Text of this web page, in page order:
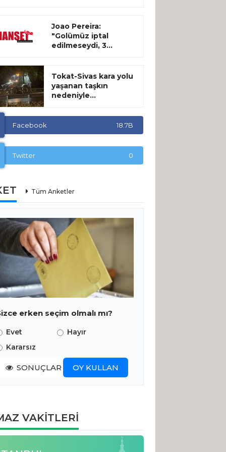
Joao Pereira:
"Golümüz iptal
edilmeseydi, 3...
Tokat-Sivas kara yolu
yaşanan taşkın
nedeniyle...
Facebook 18.7B
Twitter 0
Tüm Anketler
erken seçim olmalı mı?
Evet
Hayır
Kararsız
SONUÇLAR OY KULLAN
VAKİTLERİ